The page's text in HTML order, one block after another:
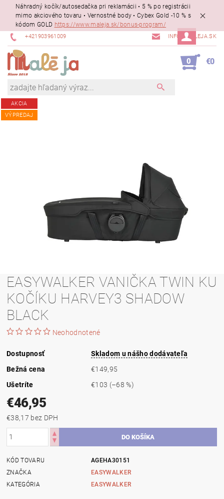
Náhradný kočík/autosedačka pri reklamácii • 5 % po registrácii
mimo akciového tovaru • Vernostné body • Cybex Gold -10 % s
kódom GOLD https://www.maleja.sk/bonus-program/
+421903961009 INFO@MALEJA.SK
0 €0
AKCIA
VÝPREDAJ
EASYWALKER VANIČKA TWIN KU
KOČÍKU HARVEY3 SHADOW
BLACK
Neohodnotené
Dostupnosť
Skladom u nášho dodávateľa
Bežná cena
€149,95
Ušetríte
€103 (–68 %)
€46,95
€38,17 bez DPH
KÓD TOVARU
AGEHA30151
ZNAČKA
EASYWALKER
KATEGÓRIA
EASYWALKER